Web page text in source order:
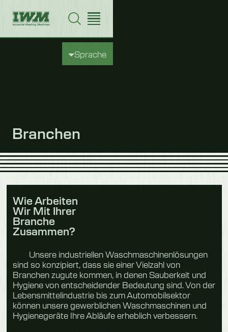
Sprache
Branchen
Wie Arbeiten
Wir Mit Ihrer
Branche
Zusammen?
Unsere industriellen Waschmaschinenlösungen
sind so konzipiert, dass sie einer Vielzahl von
Branchen zugute kommen, in denen Sauberkeit und
Hygiene von entscheidender Bedeutung sind. Von der
Lebensmittelindustrie bis zum Automobilsektor
können unsere gewerblichen Waschmaschinen und
Hygienegeräte Ihre Abläufe erheblich verbessern.